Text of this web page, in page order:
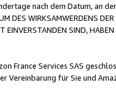
nach dem Datum, an
DES WIRKSAMWERDENS
EINVERSTANDEN SIND,
France Services SAS
Vereinbarung für Sie und